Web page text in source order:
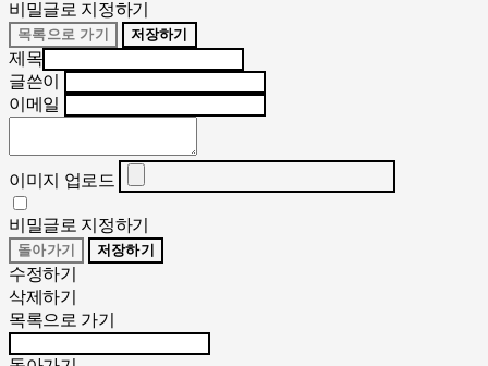
비밀글로 지정하기
목록으로 가기 저장하기
제목
글쓴이
이메일
이미지 업로드
비밀글로 지정하기
돌아가기 저장하기
수정하기
삭제하기
목록으로 가기